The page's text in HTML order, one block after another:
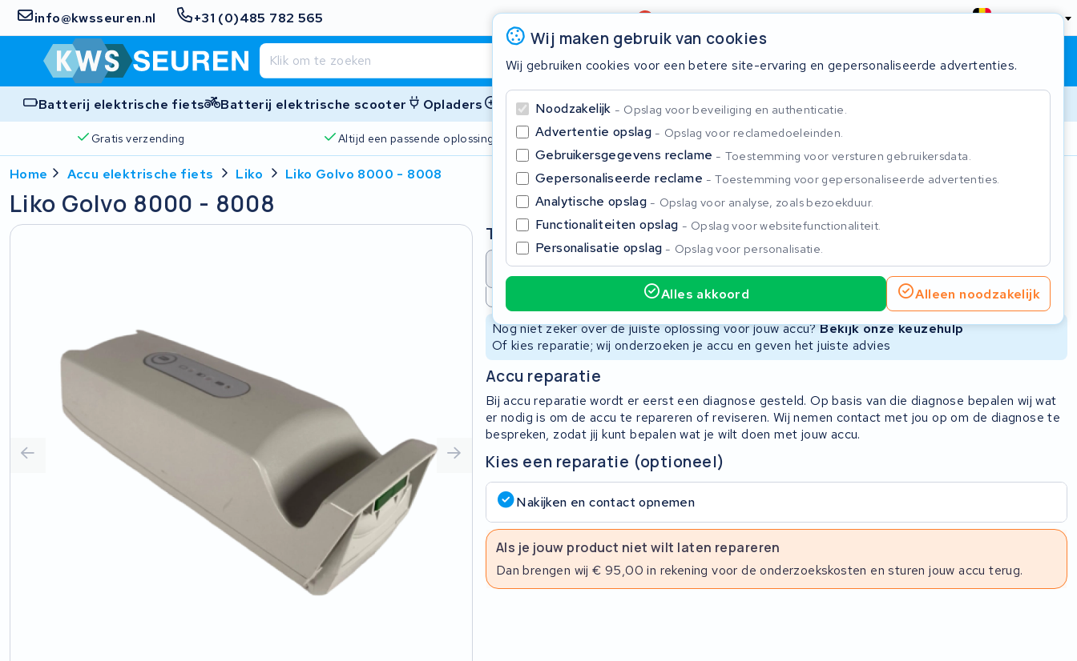
info@kwsseuren.nl +31 (0)485 782 565 Beoordeling4,6/5 België
Winkelwagen Inloggen
Batterij elektrische fiets Batterij elektrische scooter Opladers Accessoires
Gratis verzending Altijd een passende oplossing 2 jaar garantie
Wij maken gebruik van cookies
Wij gebruiken cookies voor een betere site-ervaring en gepersonaliseerde advertenties.
Noodzakelijk Opslag voor beveiliging en authenticatie.
Advertentie opslag Opslag voor reclamedoeleinden.
Gebruikersgegevens reclame Toestemming voor versturen gebruikersdata.
Gepersonaliseerde reclame Toestemming voor gepersonaliseerde advertenties.
Analytische opslag Opslag voor analyse, zoals bezoekduur.
Functionaliteiten opslag Opslag voor websitefunctionaliteit.
Personalisatie opslag Opslag voor personalisatie.
Alles akkoord Alleen noodzakelijk
Home Accu elektrische fiets Liko Liko Golvo 8000 - 8008
Liko Golvo 8000 - 8008
Type
Accu revisie Accu reparatie Nieuwe Accu Refurbished Accu
Niet beschikbaar
Nog niet zeker over de juiste oplossing voor jouw accu?Bekijk onze keuzehulp
Of kies reparatie; wij onderzoeken je accu en geven het juiste advies
Accu reparatie
Bij accu reparatie wordt er eerst een diagnose gesteld. Op basis van die diagnose bepalen wij wat
er nodig is om de accu te repareren of reviseren. Wij nemen contact met jou op om de diagnose te
bespreken, zodat jij kunt bepalen wat je wilt doen met jouw accu.
Kies een reparatie (optioneel)
Nakijken en contact opnemen
Als je jouw product niet wilt laten repareren
Dan brengen wij € 95,00 in rekening voor de onderzoekskosten en sturen jouw accu terug.
Sluiten
Begin te typen in de zoekbalk om te zoeken